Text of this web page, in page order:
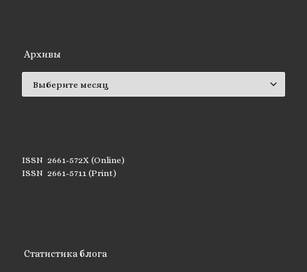
Архивы
ISSN 2661-572X (Online)
ISSN 2661-5711 (Print)
Статистика блога